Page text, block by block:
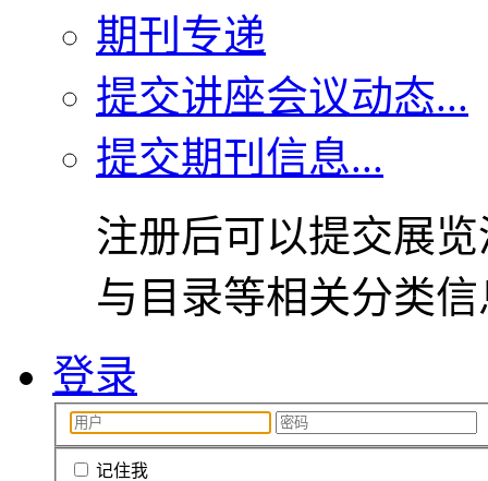
期刊专递
提交讲座会议动态...
提交期刊信息...
注册后可以提交展
与目录等相关分类
登录
记住我